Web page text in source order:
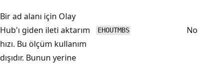
Bir ad alanı için Olay
Hub'ı giden ileti aktarım
hızı. Bu ölçüm kullanım
dışıdır. Bunun yerine
EHOUTMBS No